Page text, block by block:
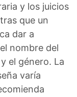
y los juicios
que un
dar a
nombre del
el género. La
varía